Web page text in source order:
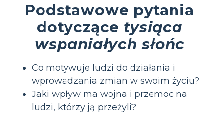
Podstawowe pytania
dotyczące tysiąca
wspaniałych słońc
Co motywuje ludzi do działania i
wprowadzania zmian w swoim życiu?
Jaki wpływ ma wojna i przemoc na
ludzi, którzy ją przeżyli?